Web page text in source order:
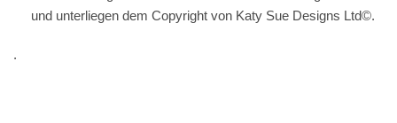
und unterliegen dem Copyright von Katy Sue Designs Ltd©.
.